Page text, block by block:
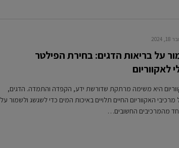
2024
על בריאות הדגים: בחירת הפילטר
לאקווריום
היא משימה מרתקת שדורשת ידע, הקפדה והתמדה. הדגים,
האקווריום החיים תלויים באיכות המים כדי לשגשג ולשמור על
מהמרכיבים החשובים…